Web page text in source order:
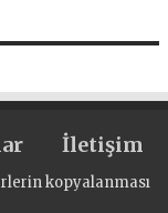
İletişim
kopyalanması